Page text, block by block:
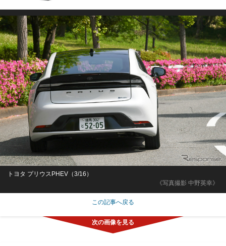
《写真撮影 中野英幸》
トヨタ プリウスPHEV（3/16）
この記事へ戻る